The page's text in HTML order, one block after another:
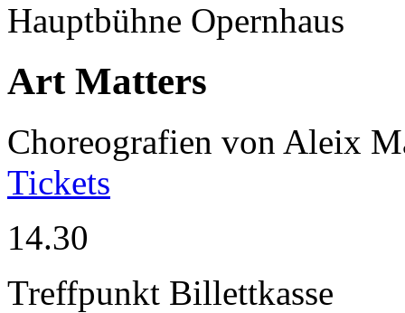
Hauptbühne Opernhaus
Art Matters
Choreografien von Aleix
Tickets
14.30
Treffpunkt Billettkasse